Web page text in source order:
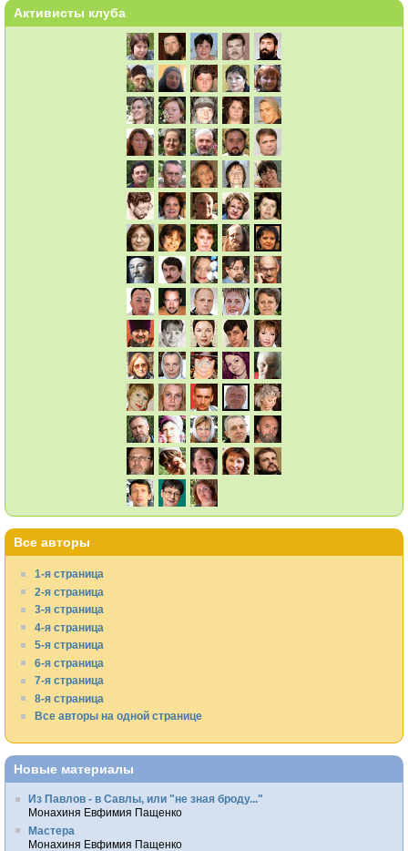
Активисты клуба
Все авторы
1-я страница
2-я страница
3-я страница
4-я страница
5-я страница
6-я страница
7-я страница
8-я страница
Все авторы на одной странице
Новые материалы
Из Павлов - в Савлы, или "не зная броду..."
Монахиня Евфимия Пащенко
Мастера
Монахиня Евфимия Пащенко